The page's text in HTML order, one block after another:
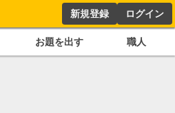
新規登録 ログイン
お題を出す 職人